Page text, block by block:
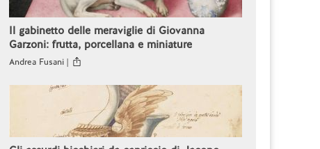
Il gabinetto delle meraviglie di Giovanna
Garzoni: frutta, porcellana e miniature
Andrea Fusani |